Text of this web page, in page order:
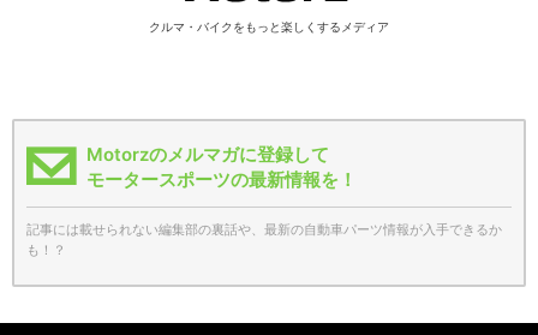
クルマ・バイクをもっと楽しくするメディア
Motorzのメルマガに登録して
モータースポーツの最新情報を！
記事には載せられない編集部の裏話や、最新の自動車パーツ情報が入手できるか
も！？